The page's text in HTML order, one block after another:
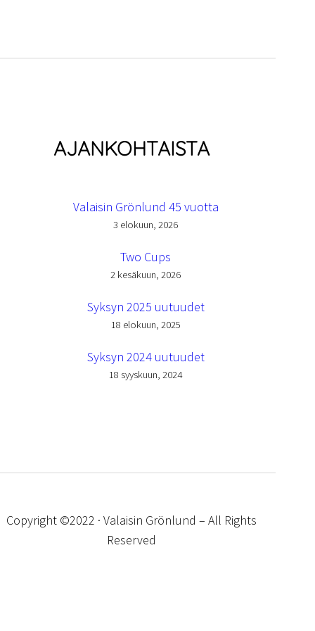
AJANKOHTAISTA
Valaisin Grönlund 45 vuotta
3 elokuun, 2026
Two Cups
2 kesäkuun, 2026
Syksyn 2025 uutuudet
18 elokuun, 2025
Syksyn 2024 uutuudet
18 syyskuun, 2024
Copyright ©2022 · Valaisin Grönlund – All Rights
Reserved